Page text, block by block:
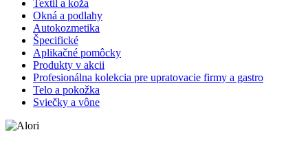
Textil a koža
Okná a podlahy
Autokozmetika
Špecifické
Aplikačné pomôcky
Produkty v akcii
Profesionálna kolekcia pre upratovacie firmy a gastro
Telo a pokožka
Sviečky a vône